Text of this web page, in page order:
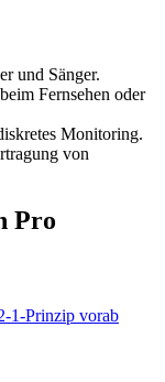
und Sänger.
Fernsehen oder
Monitoring.
von
Pro
1-Prinzip vorab